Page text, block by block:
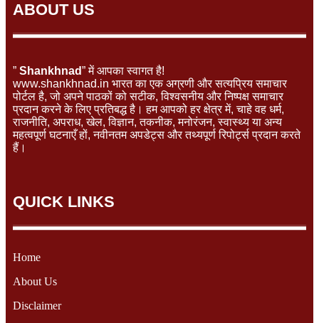
ABOUT US
” Shankhnad” में आपका स्वागत है!
www.shankhnad.in भारत का एक अग्रणी और सत्यप्रिय समाचार
पोर्टल है, जो अपने पाठकों को सटीक, विश्वसनीय और निष्पक्ष समाचार
प्रदान करने के लिए प्रतिबद्ध है। हम आपको हर क्षेत्र में, चाहे वह धर्म,
राजनीति, अपराध, खेल, विज्ञान, तकनीक, मनोरंजन, स्वास्थ्य या अन्य
महत्वपूर्ण घटनाएँ हों, नवीनतम अपडेट्स और तथ्यपूर्ण रिपोर्ट्स प्रदान करते
हैं।
QUICK LINKS
Home
About Us
Disclaimer